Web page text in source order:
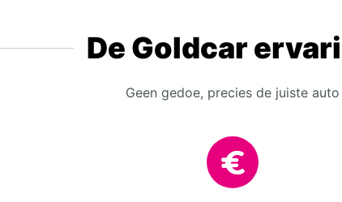
De Goldcar
Geen gedoe, precies de juiste auto